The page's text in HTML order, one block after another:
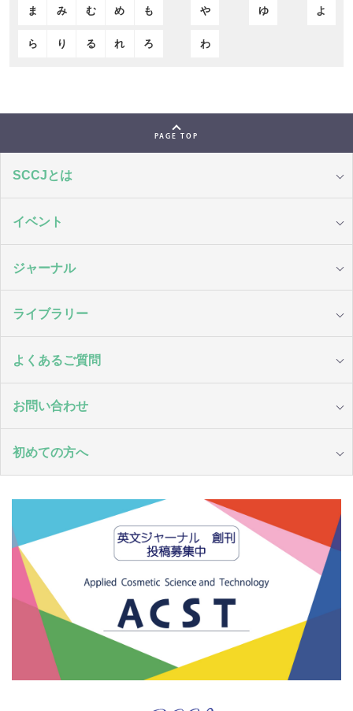
ま み む め も や ゆ よ
ら り る れ ろ わ
PAGE TOP
SCCJとは
イベント
ジャーナル
ライブラリー
よくあるご質問
お問い合わせ
初めての方へ